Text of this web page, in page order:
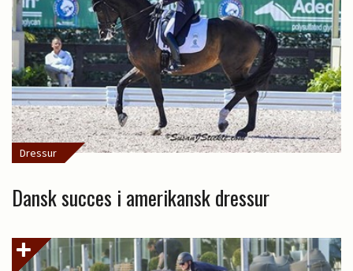
Dressur
Dansk succes i amerikansk dressur